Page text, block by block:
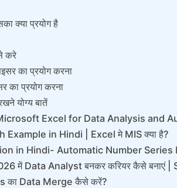
क्या प्रयोग है
करे
का प्रयोग करना
का प्रयोग करना
योग्य बातें
Excel for Data Analysis and
in Hindi | Excel मे MIS क्या है?
in Hindi- Automatic Number Series
में Data Analyst बनकर करियर कैसे बनाएं
का Data Merge कैसे करें?